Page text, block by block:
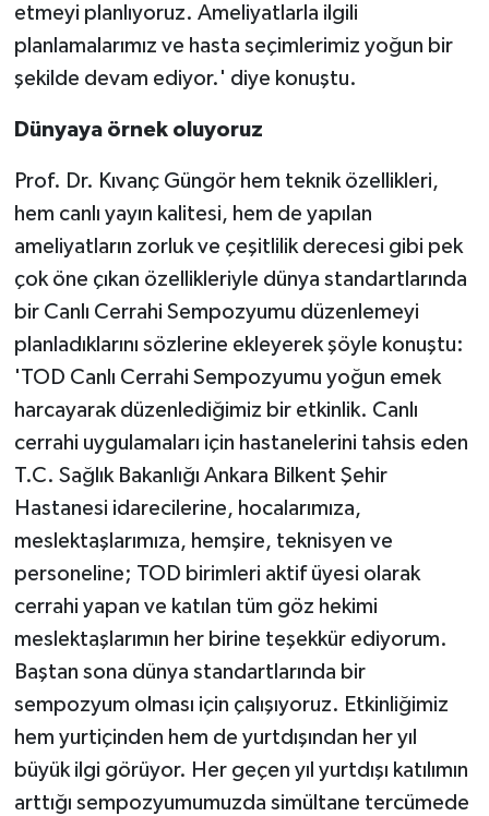
etmeyi planlıyoruz. Ameliyatlarla ilgili
planlamalarımız ve hasta seçimlerimiz yoğun bir
şekilde devam ediyor.' diye konuştu.
Dünyaya örnek oluyoruz
Prof. Dr. Kıvanç Güngör hem teknik özellikleri,
hem canlı yayın kalitesi, hem de yapılan
ameliyatların zorluk ve çeşitlilik derecesi gibi pek
çok öne çıkan özellikleriyle dünya standartlarında
bir Canlı Cerrahi Sempozyumu düzenlemeyi
planladıklarını sözlerine ekleyerek şöyle konuştu:
'TOD Canlı Cerrahi Sempozyumu yoğun emek
harcayarak düzenlediğimiz bir etkinlik. Canlı
cerrahi uygulamaları için hastanelerini tahsis eden
T.C. Sağlık Bakanlığı Ankara Bilkent Şehir
Hastanesi idarecilerine, hocalarımıza,
meslektaşlarımıza, hemşire, teknisyen ve
personeline; TOD birimleri aktif üyesi olarak
cerrahi yapan ve katılan tüm göz hekimi
meslektaşlarımın her birine teşekkür ediyorum.
Baştan sona dünya standartlarında bir
sempozyum olması için çalışıyoruz. Etkinliğimiz
hem yurtiçinden hem de yurtdışından her yıl
büyük ilgi görüyor. Her geçen yıl yurtdışı katılımın
arttığı sempozyumumuzda simültane tercümede